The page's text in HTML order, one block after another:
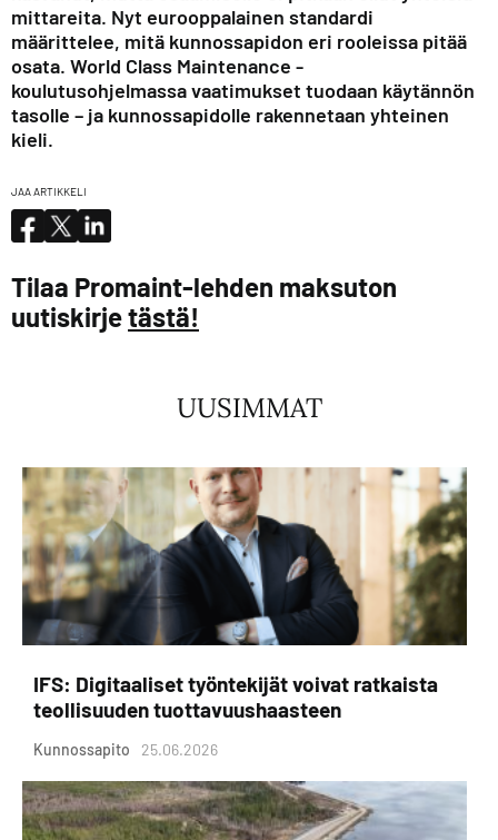
mittareita. Nyt eurooppalainen standardi
määrittelee, mitä kunnossapidon eri rooleissa pitää
osata. World Class Maintenance -
koulutusohjelmassa vaatimukset tuodaan käytännön
tasolle – ja kunnossapidolle rakennetaan yhteinen
kieli.
JAA ARTIKKELI
Tilaa Promaint-lehden maksuton
uutiskirjetästä!
UUSIMMAT
IFS: Digitaaliset työntekijät voivat ratkaista
teollisuuden tuottavuushaasteen
Kunnossapito 25.06.2026